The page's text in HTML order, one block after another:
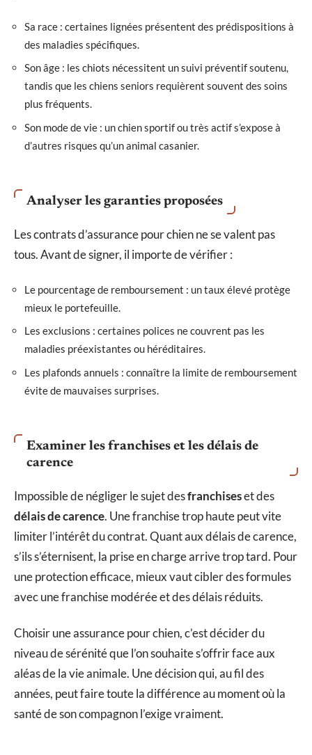
Sa race : certaines lignées présentent des prédispositions à
des maladies spécifiques.
Son âge : les chiots nécessitent un suivi préventif soutenu,
tandis que les chiens seniors requièrent souvent des soins
plus fréquents.
Son mode de vie : un chien sportif ou très actif s’expose à
d’autres risques qu’un animal casanier.
Analyser les garanties proposées
Les contrats d’assurance pour chien ne se valent pas
tous. Avant de signer, il importe de vérifier :
Le pourcentage de remboursement : un taux élevé protège
mieux le portefeuille.
Les exclusions : certaines polices ne couvrent pas les
maladies préexistantes ou héréditaires.
Les plafonds annuels : connaître la limite de remboursement
évite de mauvaises surprises.
Examiner les franchises et les délais de
carence
Impossible de négliger le sujet desfranchiseset des
délais de carence. Une franchise trop haute peut vite
limiter l’intérêt du contrat. Quant aux délais de carence,
s’ils s’éternisent, la prise en charge arrive trop tard. Pour
une protection efficace, mieux vaut cibler des formules
avec une franchise modérée et des délais réduits.
Choisir une assurance pour chien, c’est décider du
niveau de sérénité que l’on souhaite s’offrir face aux
aléas de la vie animale. Une décision qui, au fil des
années, peut faire toute la différence au moment où la
santé de son compagnon l’exige vraiment.